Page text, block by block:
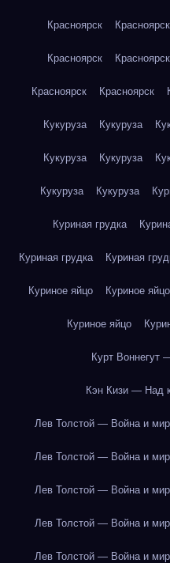
Красноярск Красноярск
Красноярск Красноярск
Красноярск Красноярск
Кукуруза Кукуруза
Кукуруза Кукуруза
Кукуруза Кукуруза
Куриная грудка
Куриная грудка Куриная
Куриное яйцо Куриное яйцо
Куриное яйцо
Курт Воннегут
Кэн Кизи — Над
Лев Толстой — Война и мир
Лев Толстой — Война и мир
Лев Толстой — Война и мир
Лев Толстой — Война и мир
Лев Толстой — Война и мир